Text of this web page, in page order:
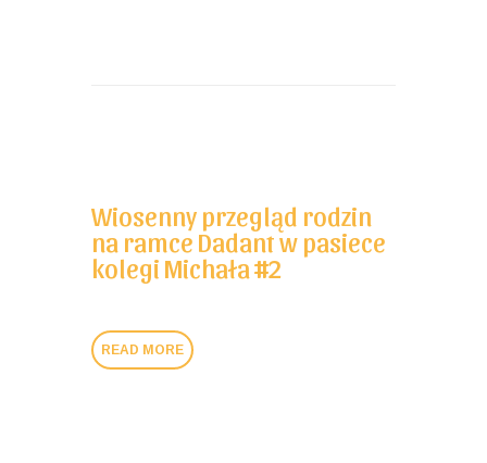
Wiosenny przegląd rodzin
na ramce Dadant w pasiece
kolegi Michała #2
READ MORE